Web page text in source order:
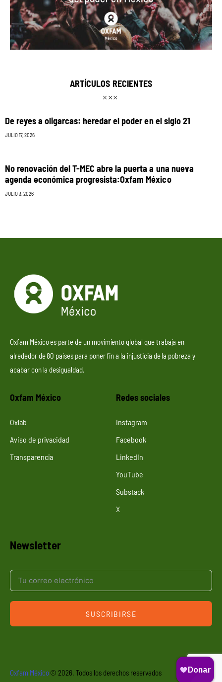
ARTÍCULOS RECIENTES
De reyes a oligarcas: heredar el poder en el siglo 21
JULIO 17, 2026
No renovación del T-MEC abre la puerta a una nueva
agenda económica progresista:Oxfam México
JULIO 3, 2026
Oxfam México es parte de un movimiento global que trabaja en
alrededor de 80 países para poner fin a la injusticia de la pobreza y
acabar con la desigualdad.
Oxfam México
Oxlab
Aviso de privacidad
Transparencia
Redes sociales
Instagram
Facebook
LinkedIn
YouTube
Substack
X
Newsletter
SUSCRIBIRSE
Oxfam México© 2026. Todos los derechos reservados